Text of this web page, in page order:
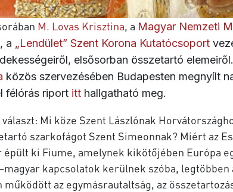
M. Lovas Krisztina, a Magyar Nemzeti
a „Lendület” Szent Korona Kutatócsoport
elsősorban összetartó
közös szervezésében Budapesten megnyílt
félórás riport itt hallgatható meg.
Mi köze Szent Lászlónak
szarkofágot Szent Simeonnak? Miért az
ki Fiume, amelynek kikötőjében Európa
kapcsolatok kerülnek szóba,
az egymásrautaltság, az